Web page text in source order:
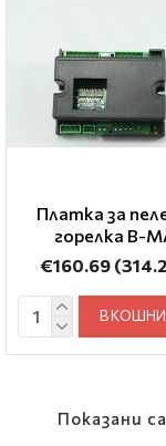
Платка за
горелка B-
€160.69
В
Показани